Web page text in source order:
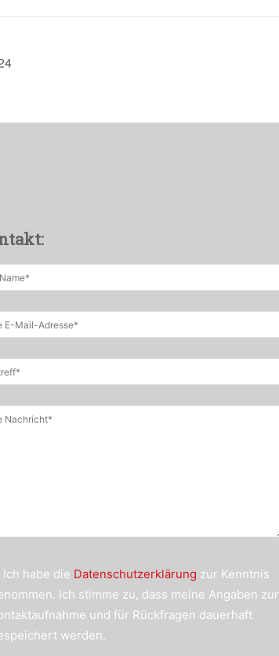
Ich habe die Datenschutzerklärung zur Kenntnis
Ich stimme zu, dass meine Angaben zur
und für Rückfragen dauerhaft
werden.